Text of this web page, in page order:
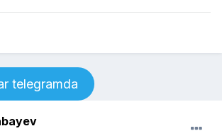
telegramda